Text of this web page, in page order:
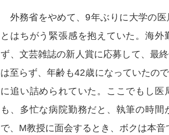
外務省をやめて、 9年ぶりに大学の
とはちがう緊張感を抱えていた。海
ず、文芸雑誌の新人賞に応募して、最
は至らず、年齢も42歳になっていたの
に追い詰められていた。ここでもし医
も、多忙な病院勤務だと、執筆の時
で、 M教授に面会するとき、ボクは本音